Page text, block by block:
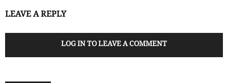
LEAVE A REPLY
LOG IN TO LEAVE A COMMENT